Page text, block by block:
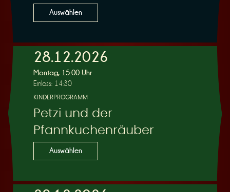
Auswählen
28.12.2026
Montag, 15:00 Uhr
Einlass: 14:30
KINDERPROGRAMM
Petzi und der
Pfannkuchenräuber
Auswählen